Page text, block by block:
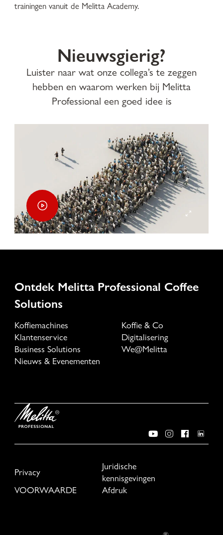
trainingen vanuit de Melitta Academy.
Nieuwsgierig?
Luister naar wat onze collega’s te zeggen
hebben en waarom werken bij Melitta
Professional een goed idee is
Ontdek Melitta Professional Coffee
Solutions
Koffiemachines
Koffie & Co
Klantenservice
Digitalisering
Business Solutions
We@Melitta
Nieuws & Evenementen
Privacy
Juridische
kennisgevingen
VOORWAARDE
Afdruk